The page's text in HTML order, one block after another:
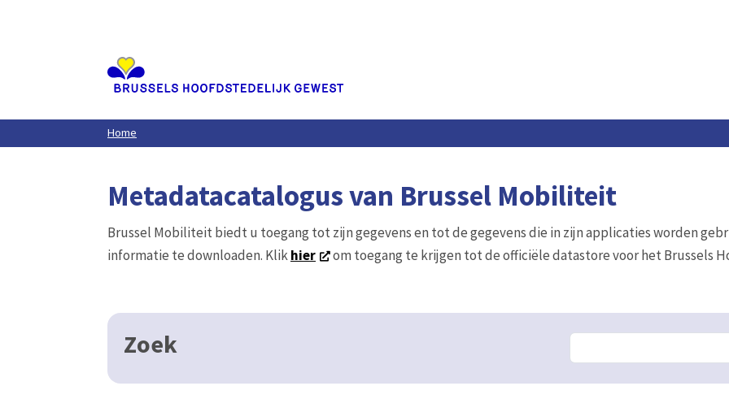
Home
Metadatacatalogus van Brussel Mobiliteit
Brussel Mobiliteit biedt u toegang tot zijn gegevens en tot de gegevens die in zijn applicaties worden
informatie te downloaden. Klikhier om toegang te krijgen tot de officiële datastore voor het Brussels
Zoek